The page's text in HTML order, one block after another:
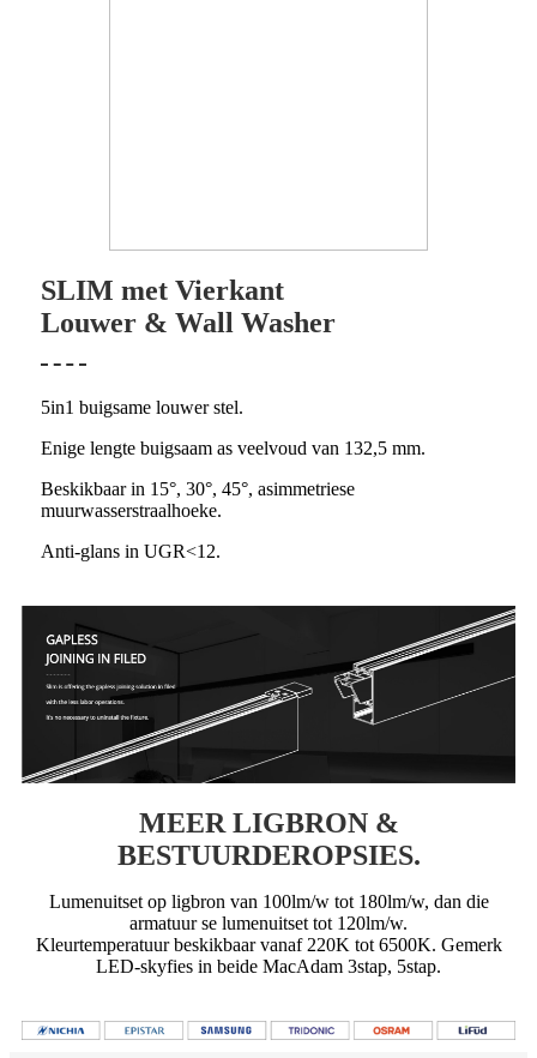
SLIM met Vierkant
Louwer & Wall Washer
5in1 buigsame louwer stel.
Enige lengte buigsaam as veelvoud van 132,5 mm.
Beskikbaar in 15°, 30°, 45°, asimmetriese
muurwasserstraalhoeke.
Anti-glans in UGR<12.
MEER LIGBRON &
BESTUURDEROPSIES.
Lumenuitset op ligbron van 100lm/w tot 180lm/w, dan die
armatuur se lumenuitset tot 120lm/w.
Kleurtemperatuur beskikbaar vanaf 220K tot 6500K. Gemerk
LED-skyfies in beide MacAdam 3stap, 5stap.